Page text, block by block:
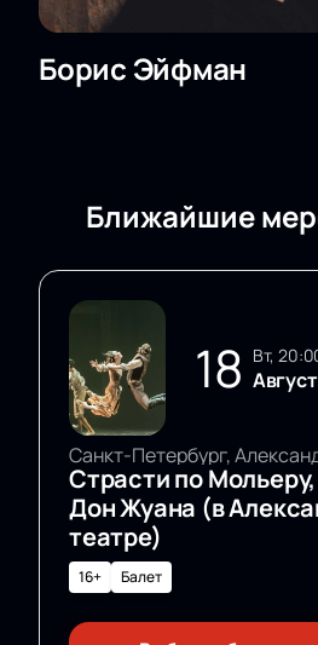
Борис Эйфман
Ближайшие
18 вт,
Страсти по
Дон Жуана (в
театре)
16+ Балет